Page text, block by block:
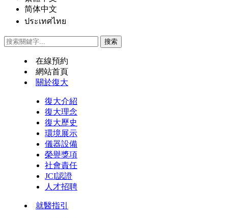
简体中文
ประเทศไทย
在線預約
網站首頁
關於復大
復大介紹
復大理念
復大歷史
環境展示
儀器設備
榮譽獎項
社會責任
JCI認證
人才招聘
就醫指引